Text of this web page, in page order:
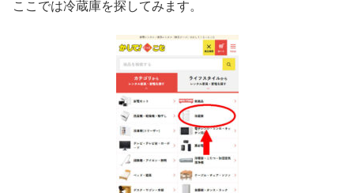
ここでは冷蔵庫を探してみます。